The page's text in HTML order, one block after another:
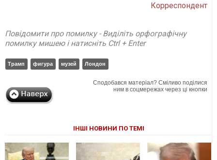
Корреспондент
Повідомити про помилку - Виділіть орфографічну
помилку мишею і натисніть Ctrl + Enter
Трамп фигура музей Лондон
Сподобався матеріал? Сміливо поділися
ним в соцмережах через ці кнопки
ІНШІ НОВИНИ ПО ТЕМІ